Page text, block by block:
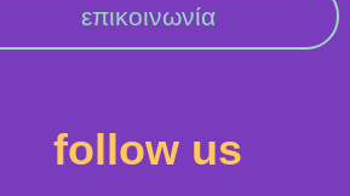
επικοινωνία
follow us